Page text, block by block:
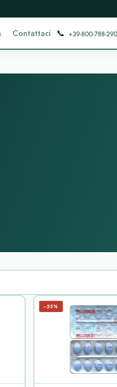
Contattaci 📞
−25%